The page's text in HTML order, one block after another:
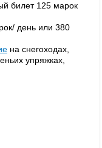
билет 125 марок
день или 380
на снегоходах,
упряжках,